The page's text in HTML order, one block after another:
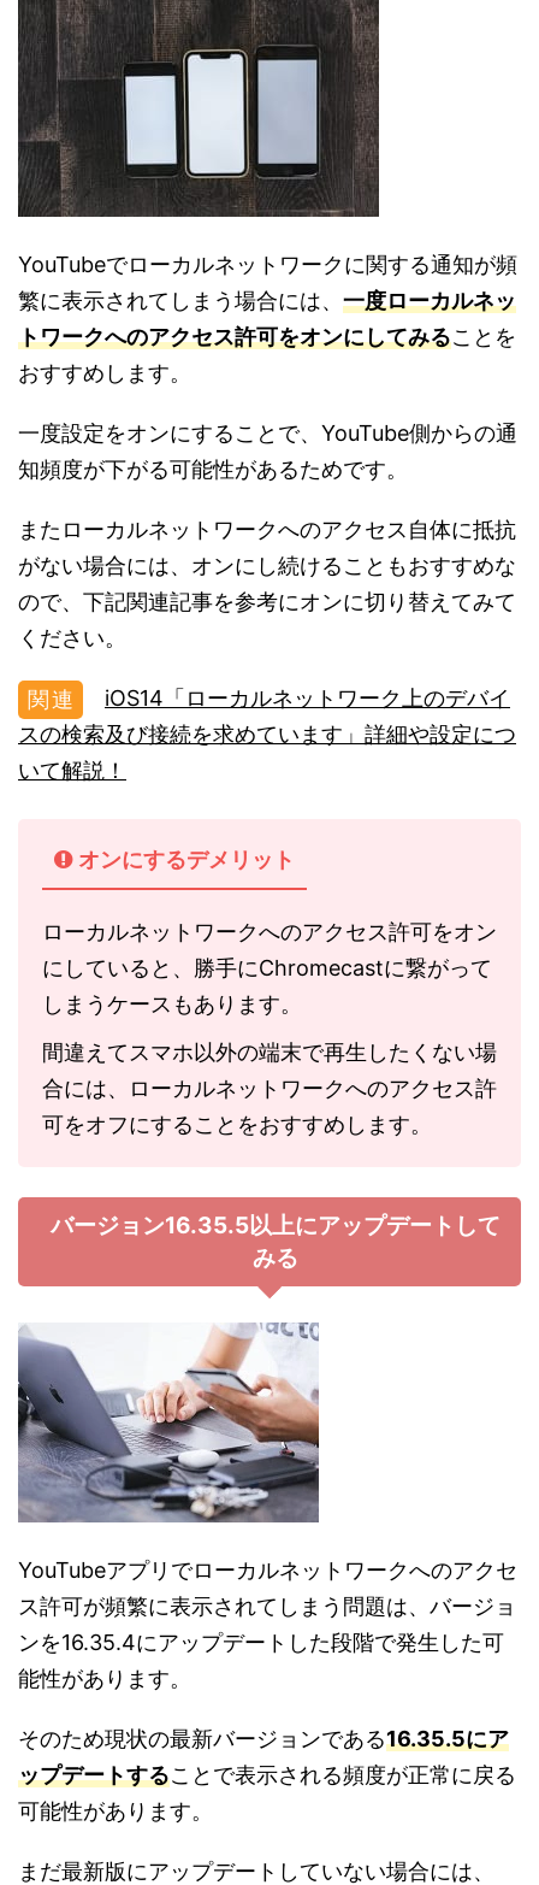
YouTubeでローカルネットワークに関する通知が頻
繁に表示されてしまう場合には、 一度ローカルネッ
トワークへのアクセス許可をオンにしてみることを
おすすめします。
一度設定をオンにすることで、 YouTube側からの通
知頻度が下がる可能性があるためです。
またローカルネットワークへのアクセス自体に抵抗
がない場合には、オンにし続けることもおすすめな
ので、下記関連記事を参考にオンに切り替えてみて
ください。
iOS14「ローカルネットワーク上のデバイ
スの検索及び接続を求めています」詳細や設定につ
いて解説！
オンにするデメリット
ローカルネットワークへのアクセス許可をオン
にしていると、勝手にChromecastに繋がって
しまうケースもあります。
間違えてスマホ以外の端末で再生したくない場
合には、ローカルネットワークへのアクセス許
可をオフにすることをおすすめします。
バージョン16.35.5以上にアップデートして
みる
YouTubeアプリでローカルネットワークへのアクセ
ス許可が頻繁に表示されてしまう問題は、バージョ
ンを16.35.4にアップデートした段階で発生した可
能性があります。
そのため現状の最新バージョンである16.35.5にア
ップデートすることで表示される頻度が正常に戻る
可能性があります。
まだ最新版にアップデートしていない場合には、